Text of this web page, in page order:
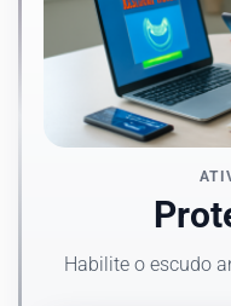
Habilite o escudo